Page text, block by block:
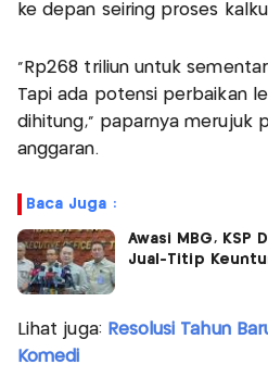
ke depan seiring proses
“Rp268 triliun untuk
Tapi ada potensi perbaikan
dihitung,” paparnya merujuk
anggaran.
Baca Juga :
Awasi MBG, KSP
Jual-Titip
Lihat juga: Resolusi Tahun
Komedi